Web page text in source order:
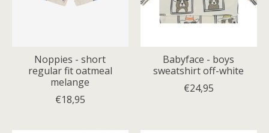
Noppies - short
regular fit oatmeal
melange
€18,95
Babyface - boys
sweatshirt off-white
€24,95